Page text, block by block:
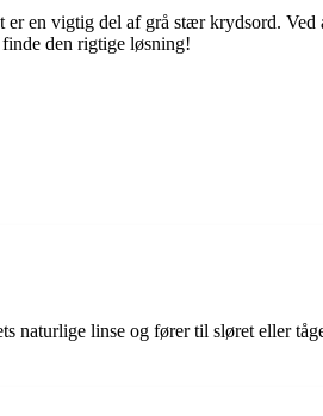
en vigtig del af grå stær krydsord.
den rigtige løsning!
naturlige linse og fører til sløret eller